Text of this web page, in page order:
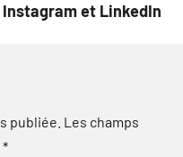
et LinkedIn
publiée. Les champs
*